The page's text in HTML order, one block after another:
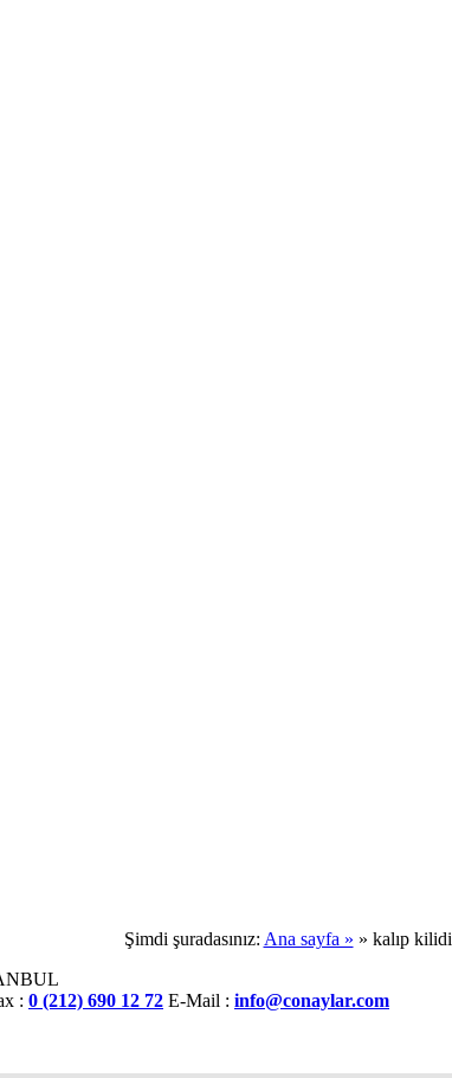
Şimdi şuradasınız: Ana sayfa » » kalıp kilidi
: 0 (212) 690 12 72 E-Mail : info@conaylar.com